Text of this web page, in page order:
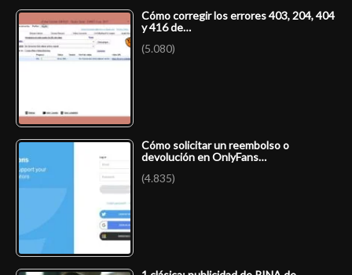
Cómo corregir los errores 403, 204, 404
y 416 de…
(5.080)
Cómo solicitar un reembolso o
devolución en OnlyFans…
(4.835)